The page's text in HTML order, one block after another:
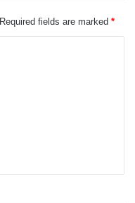
Required fields are marked *